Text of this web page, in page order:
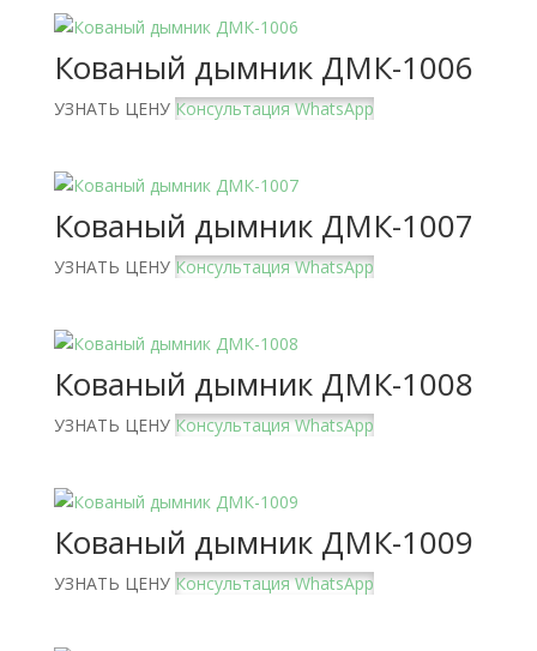
Кованый дымник ДМК-1006
УЗНАТЬ ЦЕНУ Консультация WhatsApp
Кованый дымник ДМК-1007
УЗНАТЬ ЦЕНУ Консультация WhatsApp
Кованый дымник ДМК-1008
УЗНАТЬ ЦЕНУ Консультация WhatsApp
Кованый дымник ДМК-1009
УЗНАТЬ ЦЕНУ Консультация WhatsApp